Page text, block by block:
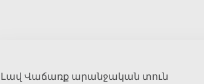
Լավ Վաճառք արանջական տուն